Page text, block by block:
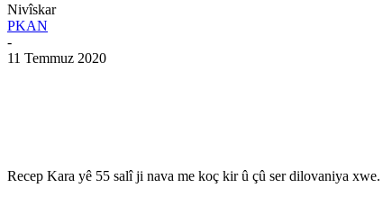
Nivîskar
PKAN
-
11 Temmuz 2020
Recep Kara yê 55 salî ji nava me koç kir û çû ser dilovaniya xwe.